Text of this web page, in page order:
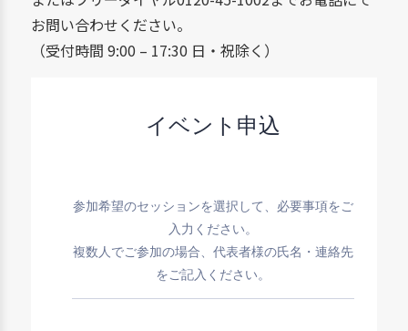
お問い合わせください。
（受付時間 9:00 – 17:30 日・祝除く）
イベント申込
参加希望のセッションを選択して、必要事項をご
入力ください。
複数人でご参加の場合、代表者様の氏名・連絡先
をご記入ください。